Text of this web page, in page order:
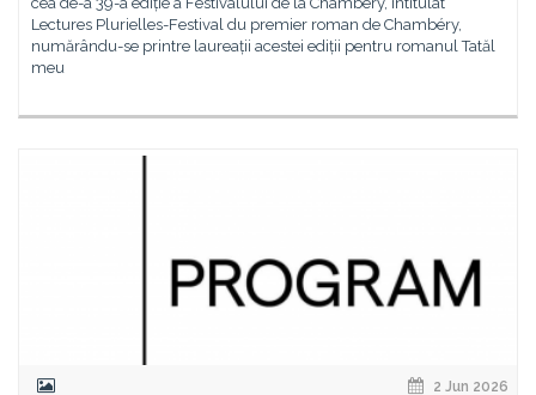
Lectures Plurielles-Festival du premier roman de Chambéry,
numărându-se printre laureații acestei ediții pentru romanul Tatăl
meu
2 Jun 2026